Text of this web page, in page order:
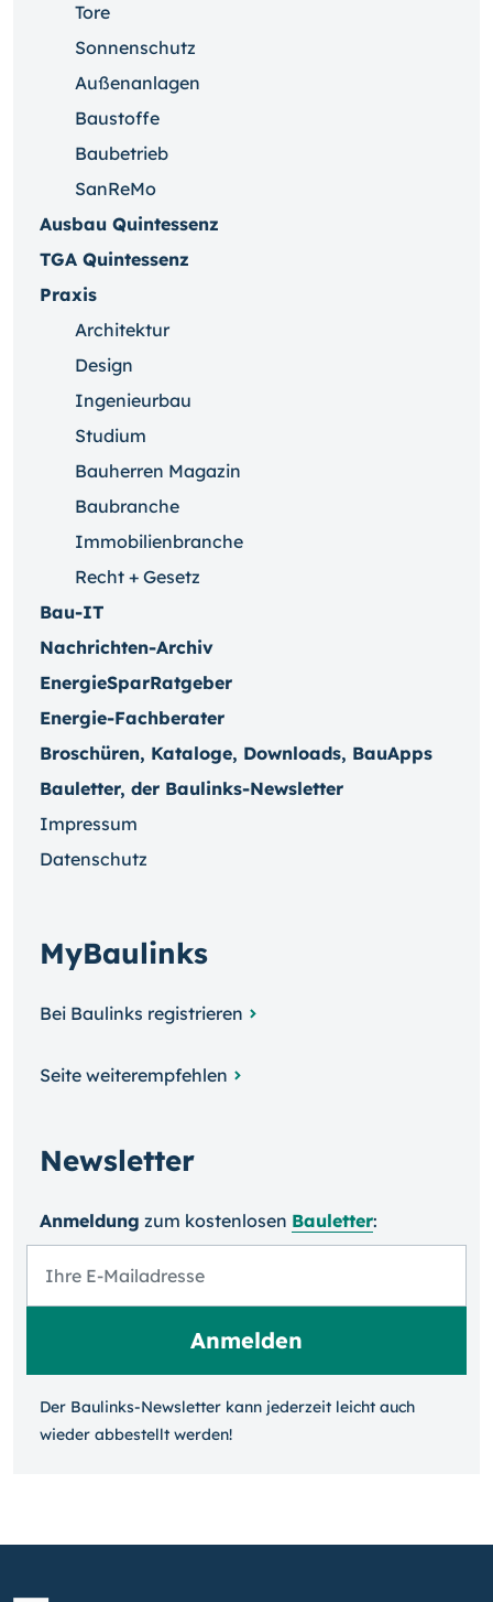
Tore
Sonnenschutz
Außenanlagen
Baustoffe
Baubetrieb
SanReMo
Ausbau Quintessenz
TGA Quintessenz
Praxis
Architektur
Design
Ingenieurbau
Studium
Bauherren Magazin
Baubranche
Immobilienbranche
Recht + Gesetz
Bau-IT
Nachrichten-Archiv
EnergieSparRatgeber
Energie-Fachberater
Broschüren, Kataloge, Downloads, BauApps
Bauletter, der Baulinks-Newsletter
Impressum
Datenschutz
MyBaulinks
Bei Baulinks registrieren
Seite weiterempfehlen
Newsletter
Anmeldung zum kosten­losen Bauletter:
Der Baulinks-Newsletter kann jeder­zeit leicht auch
wieder ab­bestellt werden!